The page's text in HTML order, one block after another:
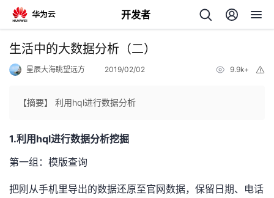
开发者
返
个
生活中的大数据分析（二）
星辰大海眺望远方 2019/02/02 9.9k+
【摘要】 利用hql进行数据分析
1.利用hql进行数据分析挖掘
第一组：模版查询
把刚从手机里导出的数据还原至官网数据，保留日期、电话